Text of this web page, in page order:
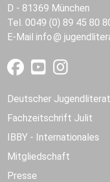
D - 81369 München
Tel. 0049 (0) 89 45 80
E-Mail info
Deutscher
Fachzeitschrift Julit
IBBY - Internationales
Mitgliedschaft
Presse